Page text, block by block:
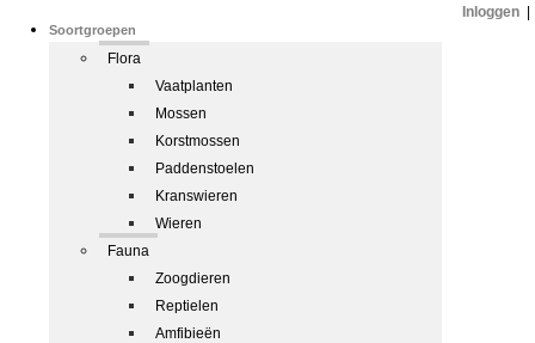
Soortgroepen
Flora
Vaatplanten
Mossen
Korstmossen
Paddenstoelen
Kranswieren
Wieren
Fauna
Zoogdieren
Reptielen
Amfibieën
Inloggen